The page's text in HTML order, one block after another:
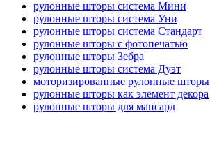
рулонные шторы система Мини
рулонные шторы система Уни
рулонные шторы система Стандарт
рулонные шторы с фотопечатью
рулонные шторы Зебра
рулонные шторы система Дуэт
моторизированные рулонные шторы
рулонные шторы как элемент декора
рулонные шторы для мансард